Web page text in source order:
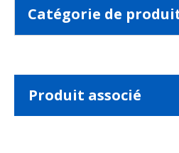
Catégorie de
Produit associé